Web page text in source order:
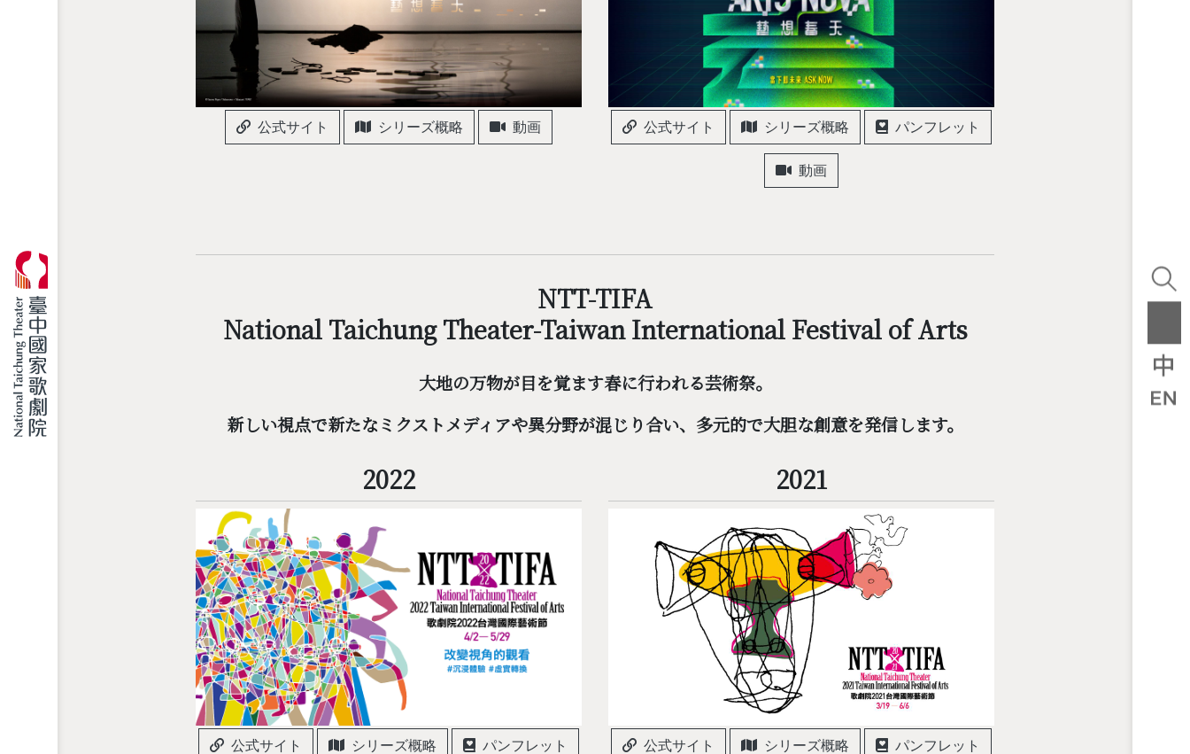
公式サイト シリーズ概略 動画 公式サイト シリーズ概略 パンフレット
動画
NTT-TIFA
National Taichung Theater-Taiwan International Festival of Arts
大地の万物が目を覚ます春に行われる芸術祭。
新しい視点で新たなミクストメディアや異分野が混じり合い、多元的で大胆な創意を発信します。
2022
公式サイト シリーズ概略 パンフレット
2021
公式サイト シリーズ概略 パンフレット